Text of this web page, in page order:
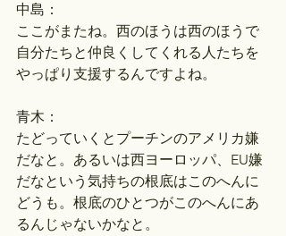
中島：
ここがまたね。西のほうは西のほうで
自分たちと仲良くしてくれる人たちを
やっぱり支援するんですよね。
青木：
たどっていくとプーチンのアメリカ嫌
だなと。あるいは西ヨーロッパ、EU嫌
だなという気持ちの根底はこのへんに
どうも。根底のひとつがこのへんにあ
るんじゃないかなと。